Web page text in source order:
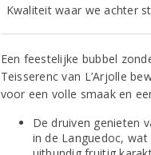
Kwaliteit waar we achter
Een feestelijke bubbel
Teisserenc van L’Arjolle
voor een volle smaak en
De druiven genieten
in de Languedoc,